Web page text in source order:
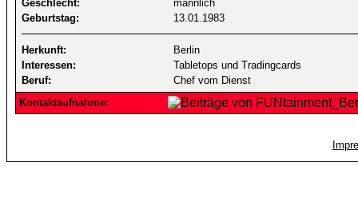
Geschlecht:
männlich
Geburtstag:
13.01.1983
Herkunft:
Berlin
Interessen:
Tabletops und Tradingcards
Beruf:
Chef vom Dienst
Kontaktaufnahme: